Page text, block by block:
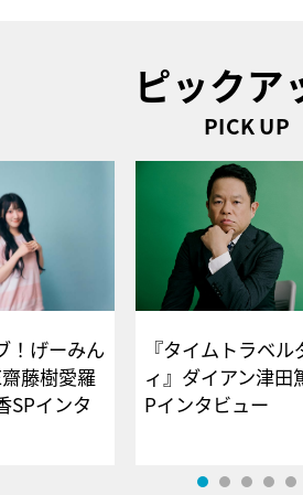
ピックア
PICK UP
！げーみん
藤樹愛羅
SPインタ
『タイムトラベル
ィ』ダイアン津田
Pインタビ